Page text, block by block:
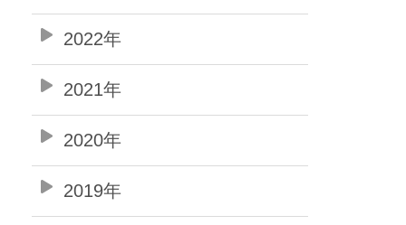
2022年
2021年
2020年
2019年